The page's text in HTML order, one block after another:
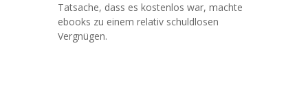
Tatsache, dass es kostenlos war, machte
ebooks zu einem relativ schuldlosen
Vergnügen.